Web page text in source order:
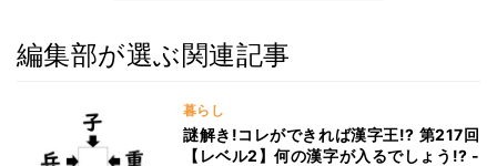
編集部が選ぶ関連記事
暮らし
謎解き!コレができれば漢字王!? 第217回
【レベル2】何の漢字が入るでしょう!? -